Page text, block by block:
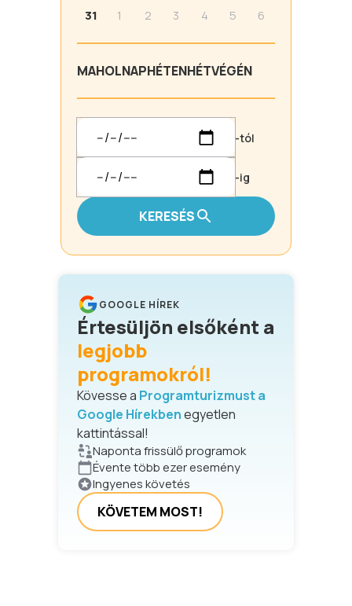
31 1 2 3 4 5 6
MAHOLNAPHÉTENHÉTVÉGÉN
-tól
-ig
KERESÉS
GOOGLE HÍREK
Értesüljön elsőként a
legjobb
programokról!
Kövesse a Programturizmust a
Google Hírekbenegyetlen
kattintással!
Naponta frissülő programok
Évente több ezer esemény
Ingyenes követés
KÖVETEM MOST!